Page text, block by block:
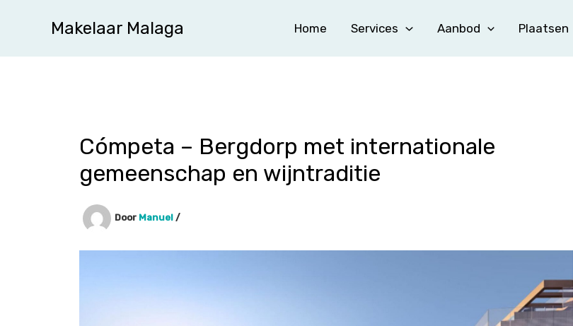
Makelaar Malaga Home Services Aanbod Plaatsen
Cómpeta – Bergdorp met internationale
gemeenschap en wijntraditie
Door Manuel /